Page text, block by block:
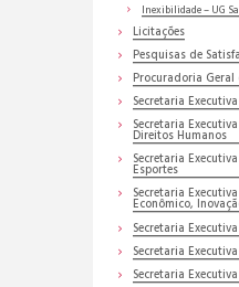
Inexibilidade – UG
Licitações
Pesquisas de
Procuradoria
Secretaria
Secretaria
Direitos Humanos
Secretaria
Esportes
Secretaria
Econômico,
Secretaria
Secretaria
Secretaria